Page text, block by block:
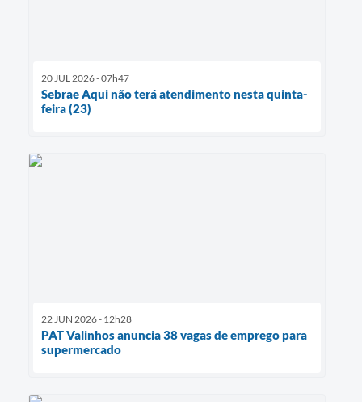
20 JUL 2026 - 07h47
Sebrae Aqui não terá atendimento nesta quinta-
feira (23)
22 JUN 2026 - 12h28
PAT Valinhos anuncia 38 vagas de emprego para
supermercado